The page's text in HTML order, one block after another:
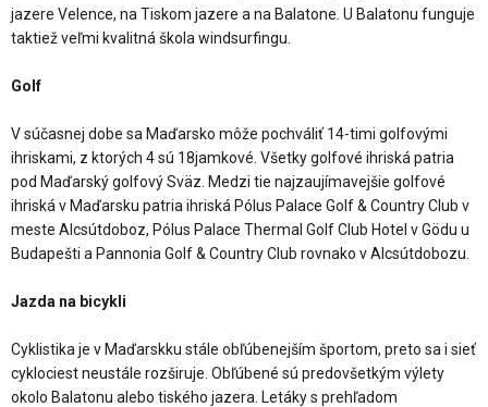
jazere Velence, na Tiskom jazere a na Balatone. U Balatonu funguje
taktiež veľmi kvalitná škola windsurfingu.
Golf
V súčasnej dobe sa Maďarsko môže pochváliť 14-timi golfovými
ihriskami, z ktorých 4 sú 18jamkové. Všetky golfové ihriská patria
pod Maďarský golfový Sväz. Medzi tie najzaujímavejšie golfové
ihriská v Maďarsku patria ihriská Pólus Palace Golf & Country Club v
meste Alcsútdoboz, Pólus Palace Thermal Golf Club Hotel v Gödu u
Budapešti a Pannonia Golf & Country Club rovnako v Alcsútdobozu.
Jazda na bicykli
Cyklistika je v Maďarskku stále obľúbenejším športom, preto sa i sieť
cyklociest neustále rozširuje. Obľúbené sú predovšetkým výlety
okolo Balatonu alebo tiského jazera. Letáky s prehľadom